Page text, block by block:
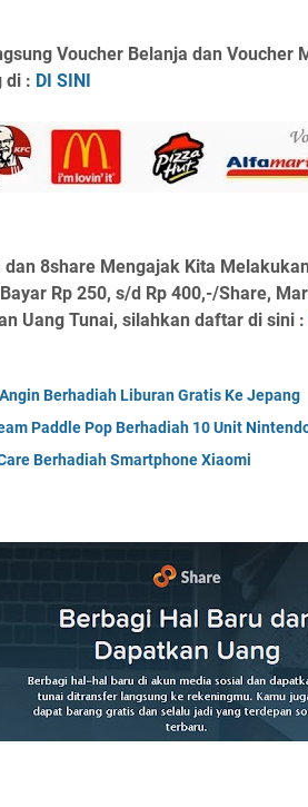
Voucher Belanja dan Voucher
di : DI SINI
dan 8share Mengajak Kita
Rp 250, s/d Rp 400,-/Share,
Uang Tunai, silahkan daftar di sini :
Berhadiah Liburan Gratis Ke Jepang
Paddle Pop Berhadiah 10 Unit
Berhadiah Smartphone Xiaomi